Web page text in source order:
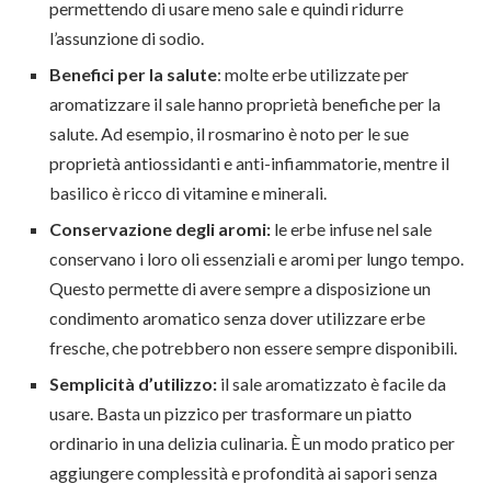
permettendo di usare meno sale e quindi ridurre
l’assunzione di sodio.
Benefici per la salute: molte erbe utilizzate per
aromatizzare il sale hanno proprietà benefiche per la
salute. Ad esempio, il rosmarino è noto per le sue
proprietà antiossidanti e anti-infiammatorie, mentre il
basilico è ricco di vitamine e minerali.
Conservazione degli aromi: le erbe infuse nel sale
conservano i loro oli essenziali e aromi per lungo tempo.
Questo permette di avere sempre a disposizione un
condimento aromatico senza dover utilizzare erbe
fresche, che potrebbero non essere sempre disponibili.
Semplicità d’utilizzo: il sale aromatizzato è facile da
usare. Basta un pizzico per trasformare un piatto
ordinario in una delizia culinaria. È un modo pratico per
aggiungere complessità e profondità ai sapori senza